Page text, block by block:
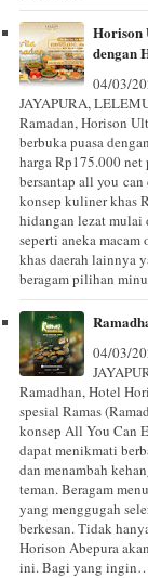
Horison
dengan
04/03/
JAYAPURA,
Ramadan, Horison
berbuka puasa
harga Rp175.000 net
bersantap all you can
konsep kuliner khas
hidangan lezat mulai
seperti aneka macam
khas daerah lainnya
beragam pilihan
04/03/
Ramadhan, Hotel
spesial Ramas
konsep All You Can
dapat menikmati
dan menambah
teman. Beragam
yang menggugah
berkesan. Tidak
Horison Abepura
ini. Bagi yang